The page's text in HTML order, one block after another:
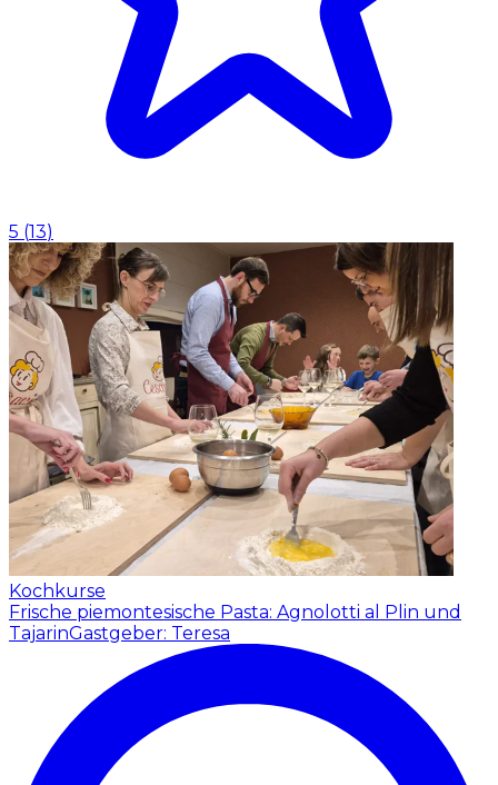
5 (13)
Kochkurse
Frische piemontesische Pasta: Agnolotti al Plin und
TajarinGastgeber: Teresa